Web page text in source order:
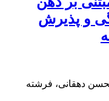
و پذیرش
دهقانی، فرشته